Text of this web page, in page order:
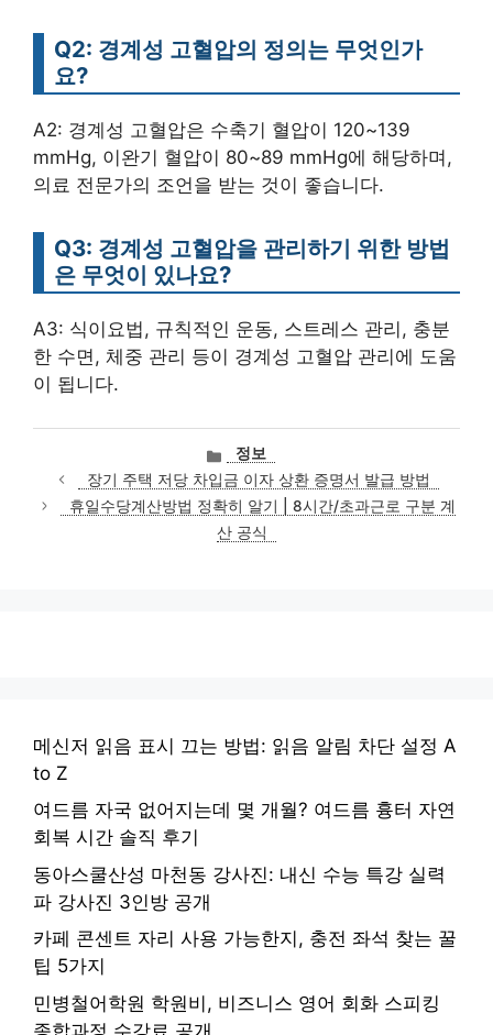
Q2: 경계성 고혈압의 정의는 무엇인가
요?
A2: 경계성 고혈압은 수축기 혈압이 120~139
mmHg, 이완기 혈압이 80~89 mmHg에 해당하며,
의료 전문가의 조언을 받는 것이 좋습니다.
Q3: 경계성 고혈압을 관리하기 위한 방법
은 무엇이 있나요?
A3: 식이요법, 규칙적인 운동, 스트레스 관리, 충분
한 수면, 체중 관리 등이 경계성 고혈압 관리에 도움
이 됩니다.
카
테
고
리
정보
장기 주택 저당 차입금 이자 상환 증명서 발급 방법
휴일수당계산방법 정확히 알기 | 8시간/초과근로 구분 계
산 공식
메신저 읽음 표시 끄는 방법: 읽음 알림 차단 설정 A
to Z
여드름 자국 없어지는데 몇 개월? 여드름 흉터 자연
회복 시간 솔직 후기
동아스쿨산성 마천동 강사진: 내신 수능 특강 실력
파 강사진 3인방 공개
카페 콘센트 자리 사용 가능한지, 충전 좌석 찾는 꿀
팁 5가지
민병철어학원 학원비, 비즈니스 영어 회화 스피킹
종합과정 수강료 공개